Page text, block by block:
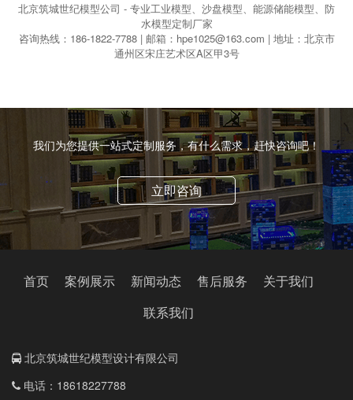
北京筑城世纪模型公司 - 专业工业模型、沙盘模型、能源储能模型、防
水模型定制厂家
咨询热线：186-1822-7788 | 邮箱：hpe1025@163.com | 地址：北京市
通州区宋庄艺术区A区甲3号
我们为您提供一站式定制服务，有什么需求，赶快咨询吧！
立即咨询
首页 案例展示 新闻动态 售后服务
关于我们
联系我们
北京筑城世纪模型设计有限公司
电话：18618227788